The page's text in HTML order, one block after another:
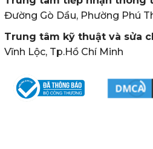
Đường Gò Dầu, Phường Phú
Trung tâm kỹ thuật và sửa
Vĩnh Lộc, Tp.Hồ Chí Minh